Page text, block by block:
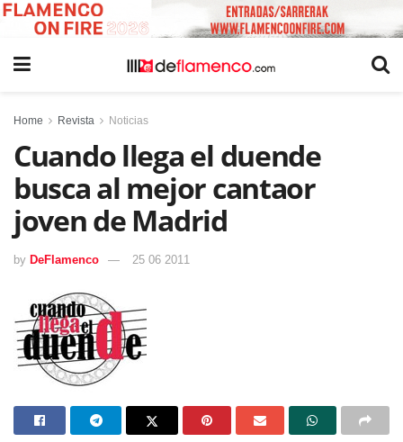
Home Revista Noticias
Cuando llega el duende
busca al mejor cantaor
joven de Madrid
by DeFlamenco 25 06 2011